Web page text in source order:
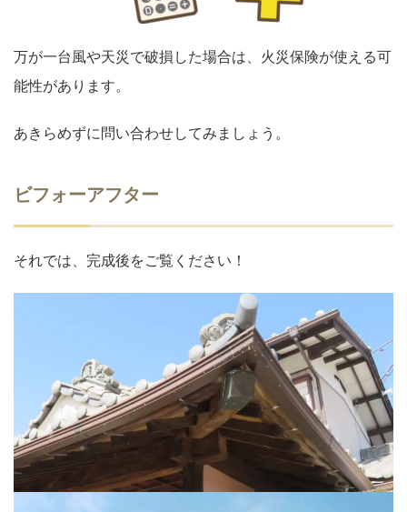
万が一台風や天災で破損した場合は、火災保険が使える可
能性があります。
あきらめずに問い合わせしてみましょう。
ビフォーアフター
それでは、完成後をご覧ください！